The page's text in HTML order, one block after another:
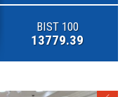
BIST 100
13779.39